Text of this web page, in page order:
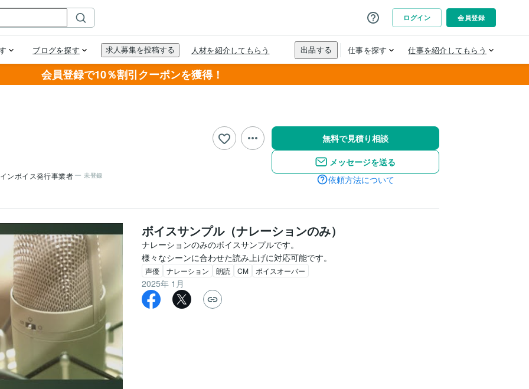
会員登録で10％割引クーポンを獲得！
インボイス発行事業者 未登録
無料で見積り相談
メッセージを送る
依頼方法について
ボイスサンプル（ナレーションのみ）
ナレーションのみのボイスサンプルです。
様々なシーンに合わせた読み上げに対応可能です。
声優 ナレーション 朗読 CM ボイスオーバー
2025年 1月